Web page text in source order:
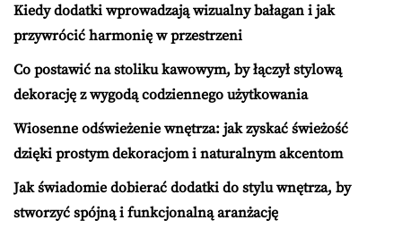
Kiedy dodatki wprowadzają wizualny bałagan i jak
przywrócić harmonię w przestrzeni
Co postawić na stoliku kawowym, by łączył stylową
dekorację z wygodą codziennego użytkowania
Wiosenne odświeżenie wnętrza: jak zyskać świeżość
dzięki prostym dekoracjom i naturalnym akcentom
Jak świadomie dobierać dodatki do stylu wnętrza, by
stworzyć spójną i funkcjonalną aranżację